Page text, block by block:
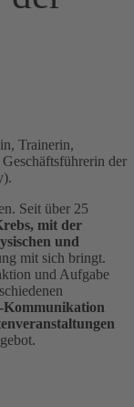
Trainerin,
der
Seit über 25
mit der
und
mit sich bringt.
und Aufgabe
Kommunikation